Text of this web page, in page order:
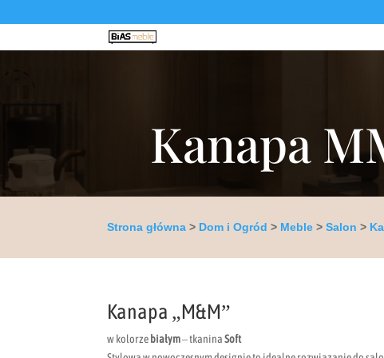
Kanapa
Strona główna > Dom i Ogród > Meble >Salon >
Kanapa „M&M”
w kolorze białym– tkaninaSoft